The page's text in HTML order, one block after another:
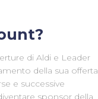
di Aldi e Leader
della sua offerta
e successive
sponsor della